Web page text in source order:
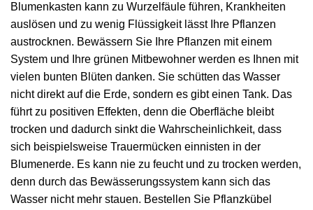
Blumenkasten kann zu Wurzelfäule führen, Krankheiten
auslösen und zu wenig Flüssigkeit lässt Ihre Pflanzen
austrocknen. Bewässern Sie Ihre Pflanzen mit einem
System und Ihre grünen Mitbewohner werden es Ihnen mit
vielen bunten Blüten danken. Sie schütten das Wasser
nicht direkt auf die Erde, sondern es gibt einen Tank. Das
führt zu positiven Effekten, denn die Oberfläche bleibt
trocken und dadurch sinkt die Wahrscheinlichkeit, dass
sich beispielsweise Trauermücken einnisten in der
Blumenerde. Es kann nie zu feucht und zu trocken werden,
denn durch das Bewässerungssystem kann sich das
Wasser nicht mehr stauen. Bestellen Sie Pflanzkübel